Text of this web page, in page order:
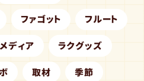
ファゴット フルート
メディア ラクグッズ
取材 季節